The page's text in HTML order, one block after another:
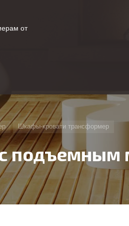
от
Шкафы-кровати трансформер
подъемным